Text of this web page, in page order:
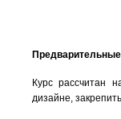
Курс рассчитан
дизайне,